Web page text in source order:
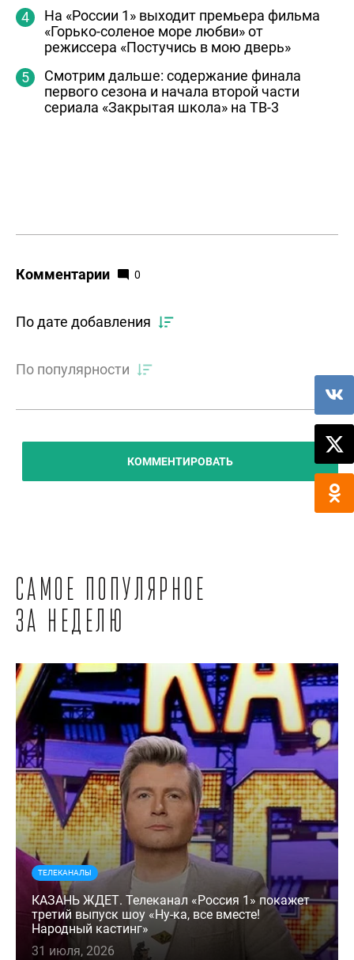
На «России 1» выходит премьера фильма
«Горько-соленое море любви» от
режиссера «Постучись в мою дверь»
Смотрим дальше: содержание финала
первого сезона и начала второй части
сериала «Закрытая школа» на ТВ-3
Комментарии 0
По дате добавления
По популярности
КОММЕНТИРОВАТЬ
Самое популярное
за неделю
ТЕЛЕКАНАЛЫ
КАЗАНЬ ЖДЕТ. Телеканал «Россия 1» покажет
третий выпуск шоу «Ну-ка, все вместе!
Народный кастинг»
31 июля, 2026